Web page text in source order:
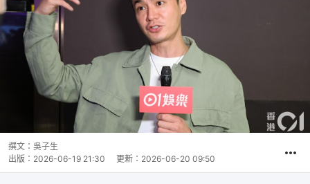
撰文： 吳子生
出版： 2026-06-19 21:30 更新： 2026-06-20 09:50